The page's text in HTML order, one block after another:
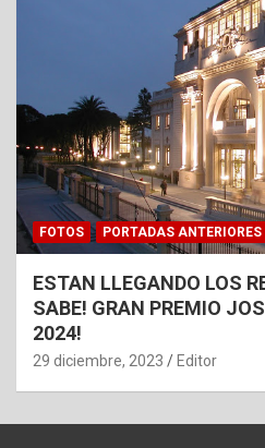
FOTOS PORTADAS ANTERIORES
ESTAN LLEGANDO LOS
SABE! GRAN PREMIO
2024!
29 diciembre, 2023 Editor